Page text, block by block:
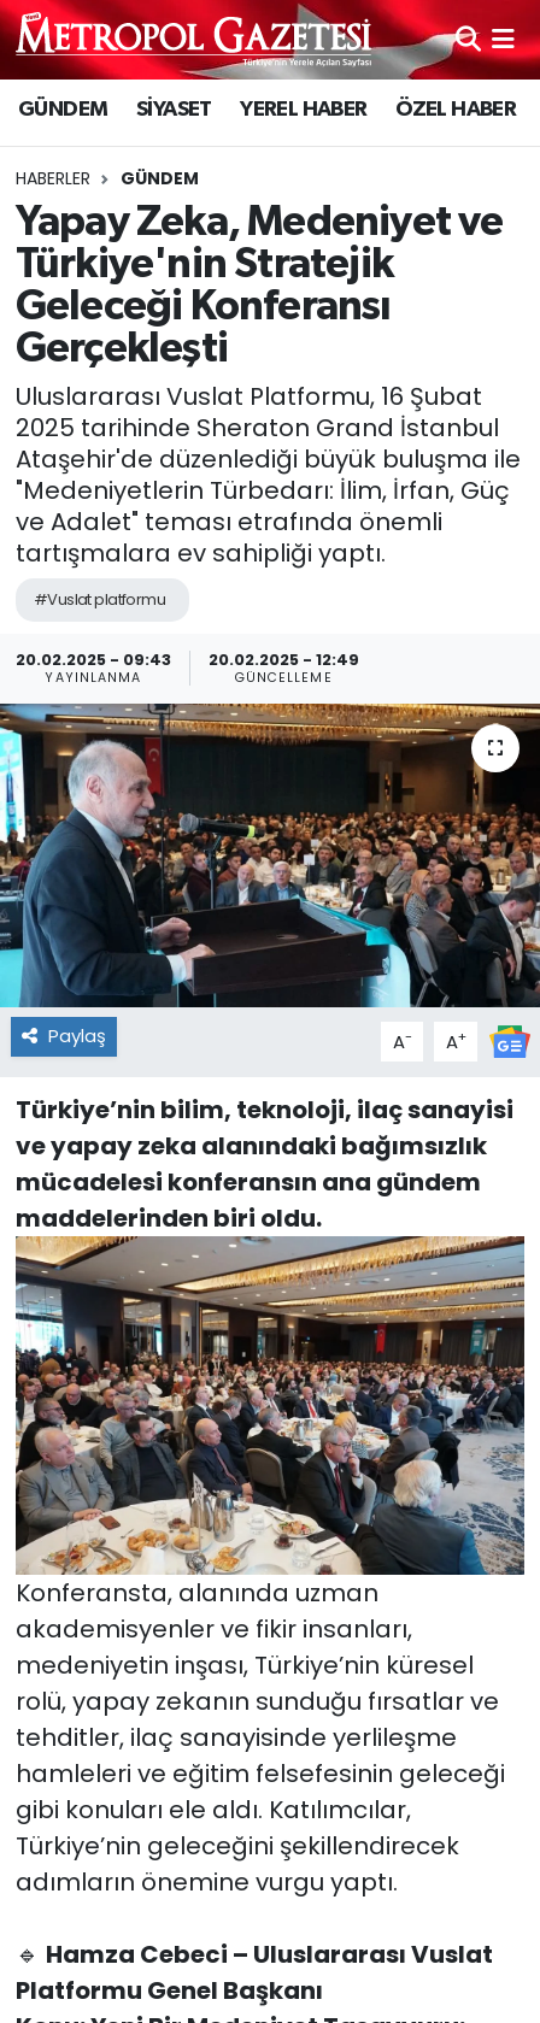
GÜNDEM SİYASET YEREL HABER ÖZEL HABER
HABERLER GÜNDEM
Yapay Zeka, Medeniyet ve
Türkiye'nin Stratejik
Geleceği Konferansı
Gerçekleşti
Uluslararası Vuslat Platformu, 16 Şubat
2025 tarihinde Sheraton Grand İstanbul
Ataşehir'de düzenlediği büyük buluşma ile
"Medeniyetlerin Türbedarı: İlim, İrfan, Güç
ve Adalet" teması etrafında önemli
tartışmalara ev sahipliği yaptı.
#Vuslat platformu
20.02.2025 - 09:43
YAYINLANMA
20.02.2025 - 12:49
GÜNCELLEME
Paylaş A- A+
Türkiye’nin bilim, teknoloji, ilaç sanayisi
ve yapay zeka alanındaki bağımsızlık
mücadelesi konferansın ana gündem
maddelerinden biri oldu.
Konferansta, alanında uzman
akademisyenler ve fikir insanları,
medeniyetin inşası, Türkiye’nin küresel
rolü, yapay zekanın sunduğu fırsatlar ve
tehditler, ilaç sanayisinde yerlileşme
hamleleri ve eğitim felsefesinin geleceği
gibi konuları ele aldı. Katılımcılar,
Türkiye’nin geleceğini şekillendirecek
adımların önemine vurgu yaptı.
🔹 Hamza Cebeci – Uluslararası Vuslat
Platformu Genel Başkanı
Hava Durumu
Trafik Durumu
Süper Lig Puan Durumu ve Fikstür
Tüm Manşetler
Son Dakika Haberleri
Haber Arşivi